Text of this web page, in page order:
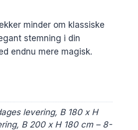
minder om klassiske
stemning i din
endnu mere magisk.
levering, B 180 x H
B 200 x H 180 cm – 8-